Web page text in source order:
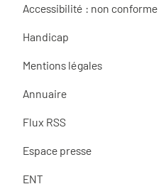
Accessibilité : non conforme
Handicap
Mentions légales
Annuaire
Flux RSS
Espace presse
ENT